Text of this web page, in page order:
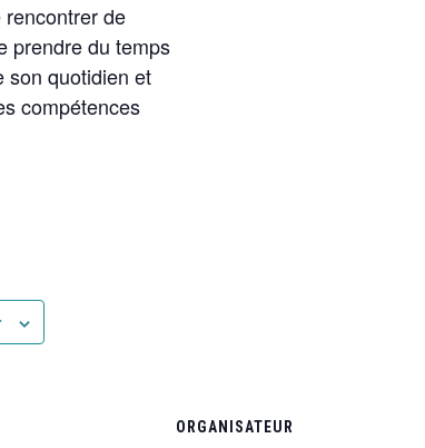
de
prendre du temps
son quotidien et
compétences
ORGANISATEUR